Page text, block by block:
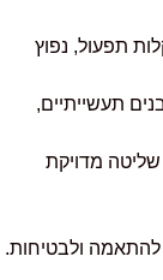
תפעול, נפוץ
תעשייתיים,
מדויקת
להתאמה ולבטיחות.